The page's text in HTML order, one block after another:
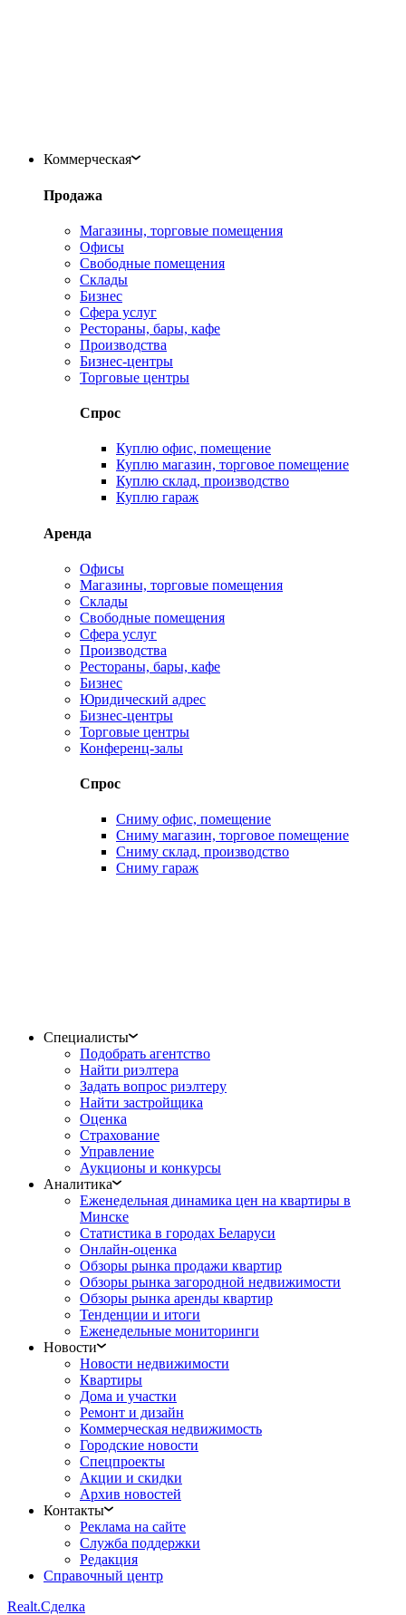
Коммерческая
Продажа
Магазины, торговые помещения
Офисы
Свободные помещения
Склады
Бизнес
Сфера услуг
Рестораны, бары, кафе
Производства
Бизнес-центры
Торговые центры
Спрос
Куплю офис, помещение
Куплю магазин, торговое помещение
Куплю склад, производство
Куплю гараж
Аренда
Офисы
Магазины, торговые помещения
Склады
Свободные помещения
Сфера услуг
Производства
Рестораны, бары, кафе
Бизнес
Юридический адрес
Бизнес-центры
Торговые центры
Конференц-залы
Спрос
Сниму офис, помещение
Сниму магазин, торговое помещение
Сниму склад, производство
Сниму гараж
Специалисты
Подобрать агентство
Найти риэлтера
Задать вопрос риэлтеру
Найти застройщика
Оценка
Страхование
Управление
Аукционы и конкурсы
Аналитика
Еженедельная динамика цен на квартиры в
Минске
Статистика в городах Беларуси
Онлайн-оценка
Обзоры рынка продажи квартир
Обзоры рынка загородной недвижимости
Обзоры рынка аренды квартир
Тенденции и итоги
Еженедельные мониторинги
Новости
Новости недвижимости
Квартиры
Дома и участки
Ремонт и дизайн
Коммерческая недвижимость
Городские новости
Спецпроекты
Акции и скидки
Архив новостей
Контакты
Реклама на сайте
Служба поддержки
Редакция
Справочный центр
Realt.Сделка